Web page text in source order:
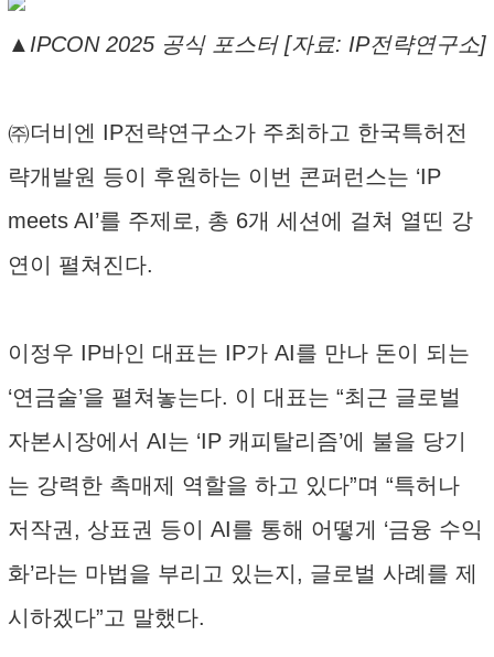
▲IPCON 2025 공식 포스터 [자료: IP전략연구소]
㈜더비엔 IP전략연구소가 주최하고 한국특허전
략개발원 등이 후원하는 이번 콘퍼런스는 ‘IP
meets AI’를 주제로, 총 6개 세션에 걸쳐 열띤 강
연이 펼쳐진다.
이정우 IP바인 대표는 IP가 AI를 만나 돈이 되는
‘연금술’을 펼쳐놓는다. 이 대표는 “최근 글로벌
자본시장에서 AI는 ‘IP 캐피탈리즘’에 불을 당기
는 강력한 촉매제 역할을 하고 있다”며 “특허나
저작권, 상표권 등이 AI를 통해 어떻게 ‘금융 수익
화’라는 마법을 부리고 있는지, 글로벌 사례를 제
시하겠다”고 말했다.